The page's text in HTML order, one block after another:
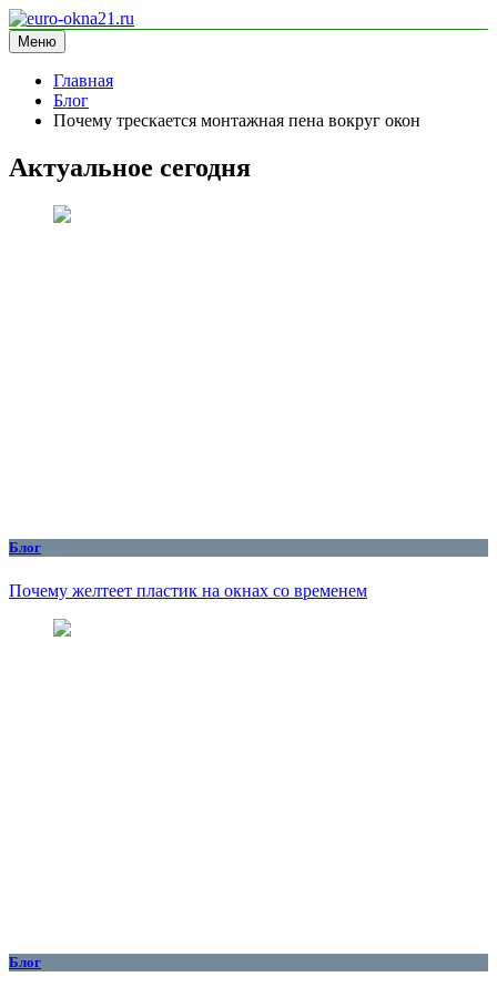
Перейти
к
содержимому
euro-okna21.ru
блог про окна
Меню
Главная
Блог
Почему трескается монтажная пена вокруг окон
Актуальное сегодня
Блог
Почему желтеет пластик на окнах со временем
Блог